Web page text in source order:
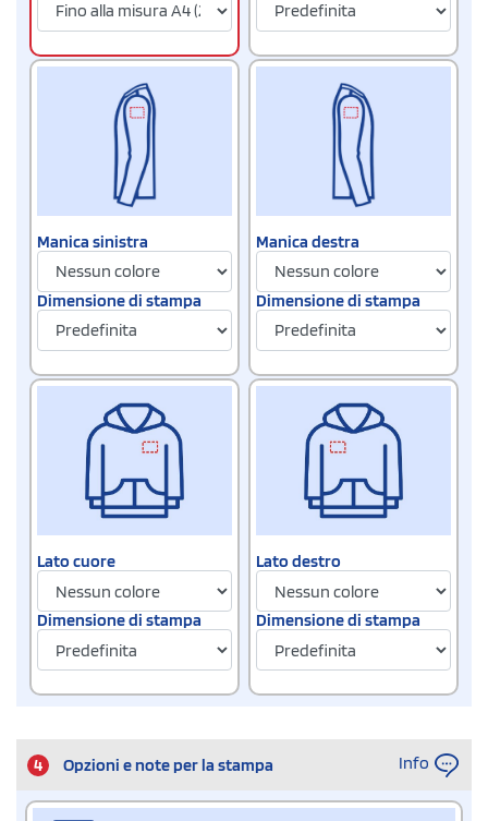
Manica sinistra
Dimensione di stampa
Manica destra
Dimensione di stampa
Lato cuore
Dimensione di stampa
Lato destro
Dimensione di stampa
4 Opzioni e note per la stampa Info